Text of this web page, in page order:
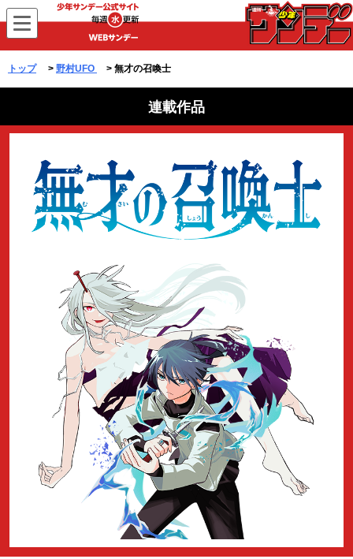
WEBサンデー
トップ> 野村UFO > 無才の召喚士
連載作品